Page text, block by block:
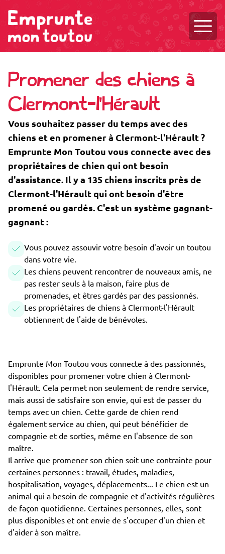
Promener des chiens à
Clermont-l'Hérault
Vous souhaitez passer du temps avec des
chiens et en promener à Clermont-l'Hérault ?
Emprunte Mon Toutou vous connecte avec des
propriétaires de chien qui ont besoin
d'assistance. Il y a 135 chiens inscrits près de
Clermont-l'Hérault qui ont besoin d'être
promené ou gardés. C'est un système gagnant-
gagnant :
Vous pouvez assouvir votre besoin d'avoir un toutou
dans votre vie.
Les chiens peuvent rencontrer de nouveaux amis, ne
pas rester seuls à la maison, faire plus de
promenades, et êtres gardés par des passionnés.
Les propriétaires de chiens à Clermont-l'Hérault
obtiennent de l'aide de bénévoles.
Emprunte Mon Toutou vous connecte à des passionnés,
disponibles pour promener votre chien à Clermont-
l'Hérault. Cela permet non seulement de rendre service,
mais aussi de satisfaire son envie, qui est de passer du
temps avec un chien. Cette garde de chien rend
également service au chien, qui peut bénéficier de
compagnie et de sorties, même en l'absence de son
maître.
Il arrive que promener son chien soit une contrainte pour
certaines personnes : travail, études, maladies,
hospitalisation, voyages, déplacements... Le chien est un
animal qui a besoin de compagnie et d'activités régulières
de façon quotidienne. Certaines personnes, elles, sont
plus disponibles et ont envie de s'occuper d'un chien et
d'aider à son maître.